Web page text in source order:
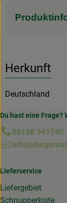
Herkunft
Deutschland
Du hast eine Frage?
06158 941740
Lieferservice
Liefergebiet
Schnupperkiste